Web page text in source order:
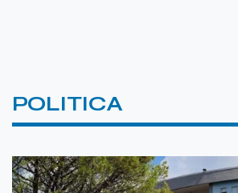
POLITICA